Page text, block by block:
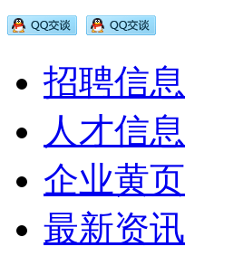
招聘信息
人才信息
企业黄页
最新资讯